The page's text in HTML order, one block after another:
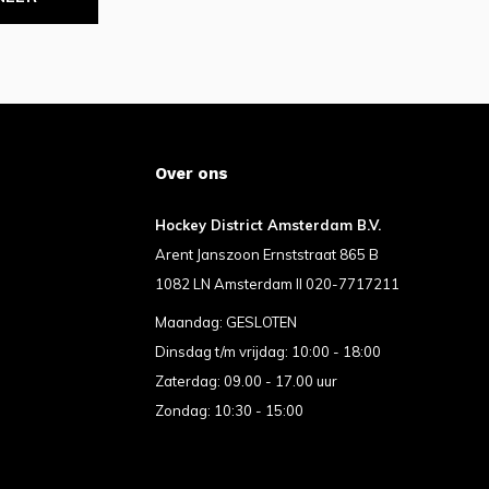
Over ons
Hockey District Amsterdam B.V.
Arent Janszoon Ernststraat 865 B
1082 LN Amsterdam II 020-7717211
Maandag: GESLOTEN
Dinsdag t/m vrijdag: 10:00 - 18:00
Zaterdag: 09.00 - 17.00 uur
Zondag: 10:30 - 15:00